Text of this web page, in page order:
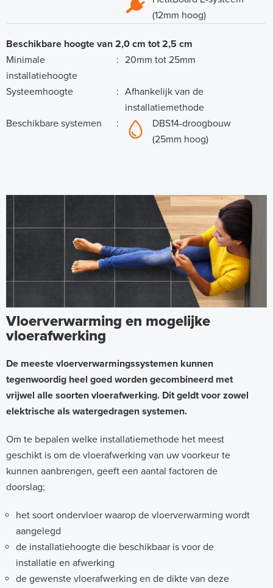
(12mm hoog)
Beschikbare hoogte van 2,0 cm tot 2,5 cm
Minimale
installatiehoogte
: 20mm tot 25mm
Systeemhoogte : Afhankelijk van de
installatiemethode
Beschikbare systemen
:
DBS14-droogbouw
(25mm hoog)
Vloerverwarming en mogelijke
vloerafwerking
De meeste vloerverwarmingssystemen kunnen
tegenwoordig heel goed worden gecombineerd met
vrijwel alle soorten vloerafwerking. Dit geldt voor zowel
elektrische als watergedragen systemen.
Om te bepalen welke installatiemethode het meest
geschikt is om de vloerafwerking van uw voorkeur te
kunnen aanbrengen, geeft een aantal factoren de
doorslag;
het soort ondervloer waarop de vloerverwarming wordt
aangelegd
de installatiehoogte die beschikbaar is voor de
installatie en afwerking
de gewenste vloerafwerking en de dikte van deze